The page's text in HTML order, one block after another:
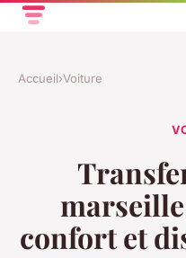
Accueil›Voiture
confort et